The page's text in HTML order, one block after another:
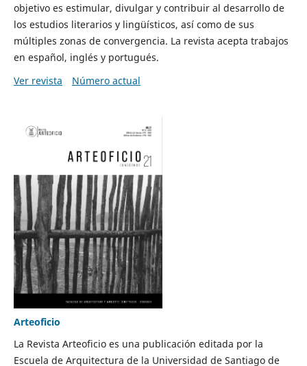
objetivo es estimular, divulgar y contribuir al desarrollo de
los estudios literarios y lingüísticos, así como de sus
múltiples zonas de convergencia. La revista acepta trabajos
en español, inglés y portugués.
Ver revista
Número actual
Arteoficio
La Revista Arteoficio es una publicación editada por la
Escuela de Arquitectura de la Universidad de Santiago de